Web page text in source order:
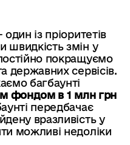
із пріоритетів
швидкість змін у
покращуємо
державних сервісів.
багбаунті
фондом в 1 млн грн
передбачає
вразливість у
можливі недоліки